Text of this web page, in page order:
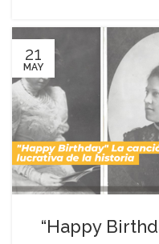
21
MAY
“Happy